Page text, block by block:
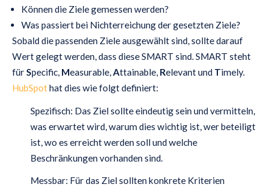
Können die Ziele gemessen werden?
Was passiert bei Nichterreichung der gesetzten Ziele?
Sobald die passenden Ziele ausgewählt sind, sollte darauf
Wert gelegt werden, dass diese SMART sind. SMART steht
fürSpecific, Measurable,Attainable, Relevant und Timely.
HubSpothat dies wie folgt definiert:
Spezifisch: Das Ziel sollte eindeutig sein und vermitteln,
was erwartet wird, warum dies wichtig ist, wer beteiligt
ist, wo es erreicht werden soll und welche
Beschränkungen vorhanden sind.
Messbar: Für das Ziel sollten konkrete Kriterien